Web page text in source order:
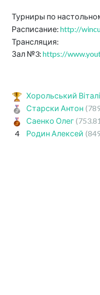
Турниры по
Расписание: http://
Трансляция:
Зал №3: https://
Хорольський
Старски Антон
Саенко Олег
4
Родин Алексей